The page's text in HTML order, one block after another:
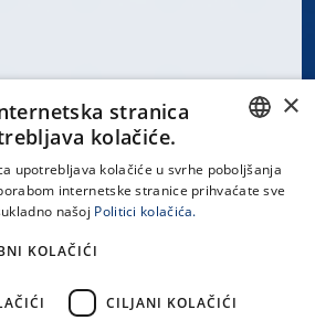
CROATIAN
×
stranica
kolačiće.
upotrebljava kolačiće u svrhe poboljšanja
internetske stranice prihvaćate sve
našoj Politici kolačića.
KOLAČIĆI
CILJANI KOLAČIĆI